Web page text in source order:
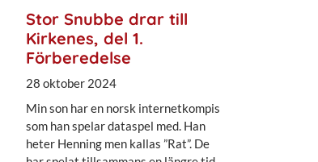
Stor Snubbe drar till
Kirkenes, del 1.
Förberedelse
28 oktober 2024
Min son har en norsk internetkompis
som han spelar dataspel med. Han
heter Henning men kallas ”Rat”. De